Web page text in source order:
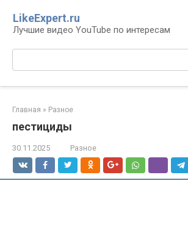
контенту
LikeExpert.ru
Лучшие видео YouTube по интересам
Главная » Разное
пестициды
30.11.2025 Разное